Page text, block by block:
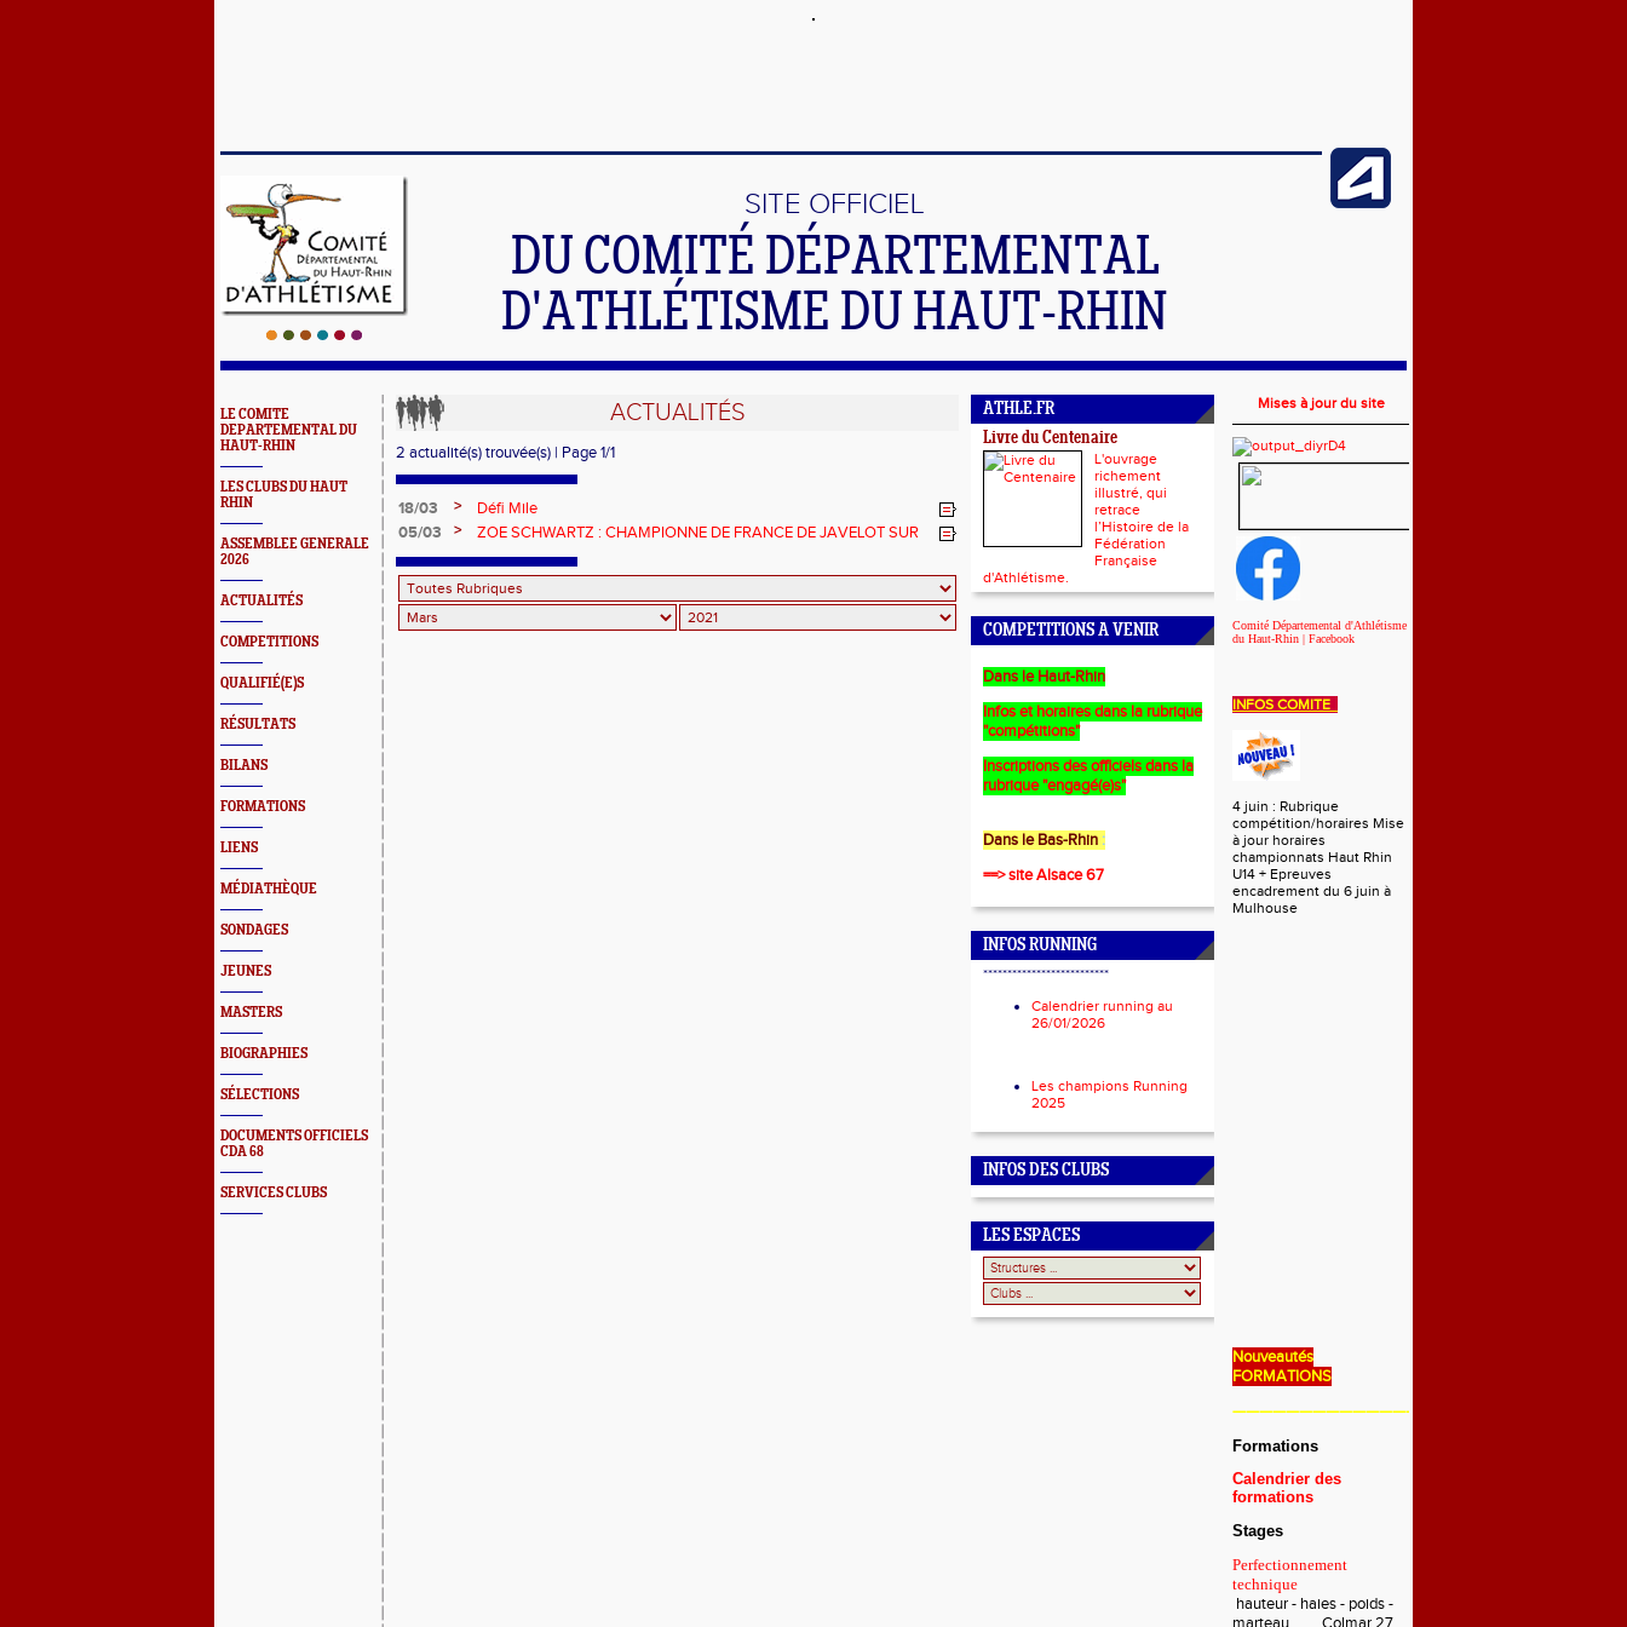
SITE OFFICIEL
DU COMITÉ DÉPARTEMENTAL
D'ATHLÉTISME DU HAUT-RHIN
LE COMITE
DEPARTEMENTAL DU
HAUT-RHIN
LES CLUBS DU HAUT
RHIN
ASSEMBLEE GENERALE
2026
ACTUALITÉS
COMPETITIONS
QUALIFIÉ(E)S
RÉSULTATS
BILANS
FORMATIONS
LIENS
MÉDIATHÈQUE
SONDAGES
JEUNES
MASTERS
BIOGRAPHIES
SÉLECTIONS
DOCUMENTS OFFICIELS
CDA 68
SERVICES CLUBS
ACTUALITÉS
2 actualité(s) trouvée(s) | Page 1/1
18/03 >
Défi Mile
05/03
>
ZOE SCHWARTZ : CHAMPIONNE DE FRANCE DE JAVELOT SUR
ATHLE.FR
Livre du Centenaire
L'ouvrage
richement
illustré, qui
retrace
l’Histoire de la
Fédération
Française
d'Athlétisme.
COMPETITIONS A VENIR
Dans le Haut-Rhin
Infos et horaires dans la rubrique
"compétitions"
Inscriptions des officiels dans la
rubrique "engagé(e)s"
Dans le Bas-Rhin :
==> site Alsace 67
INFOS RUNNING
**************************
Calendrier running au
26/01/2026
Les champions Running
2025
INFOS DES CLUBS
LES ESPACES
Mises à jour du site
Comité Départemental d'Athlétisme
du Haut-Rhin | Facebook
INFOS COMITE
4 juin : Rubrique
compétition/horaires Mise
à jour horaires
championnats Haut Rhin
U14 + Epreuves
encadrement du 6 juin à
Mulhouse
Nouveautés
FORMATIONS
———————————————————————————
Formations
Calendrier des
formations
Stages
Perfectionnement
technique
hauteur - haies - poids -